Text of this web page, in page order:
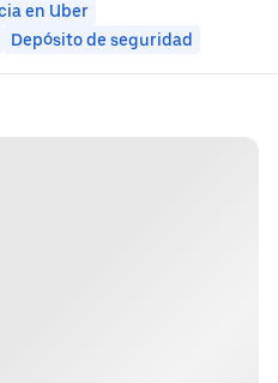
en Uber
Depósito de seguridad